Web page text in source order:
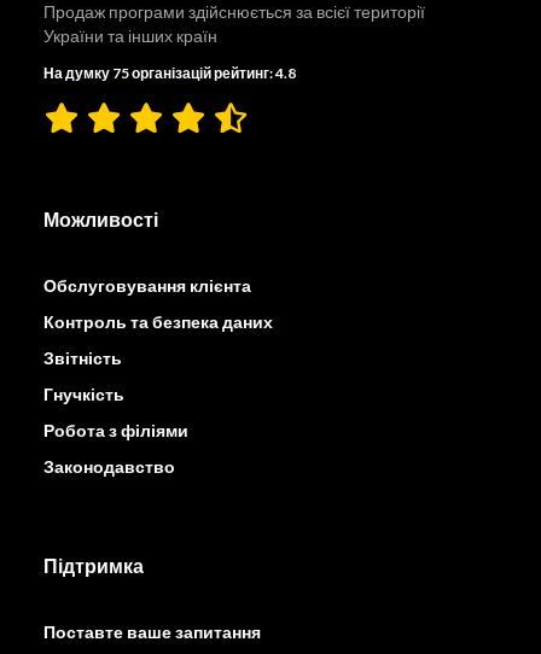
Продаж програми здійснюється за всієї території
України та інших країн
На думку 75 організацій рейтинг: 4.8
Можливості
Обслуговування клієнта
Контроль та безпека даних
Звітність
Гнучкість
Робота з філіями
Законодавство
Підтримка
Поставте ваше запитання